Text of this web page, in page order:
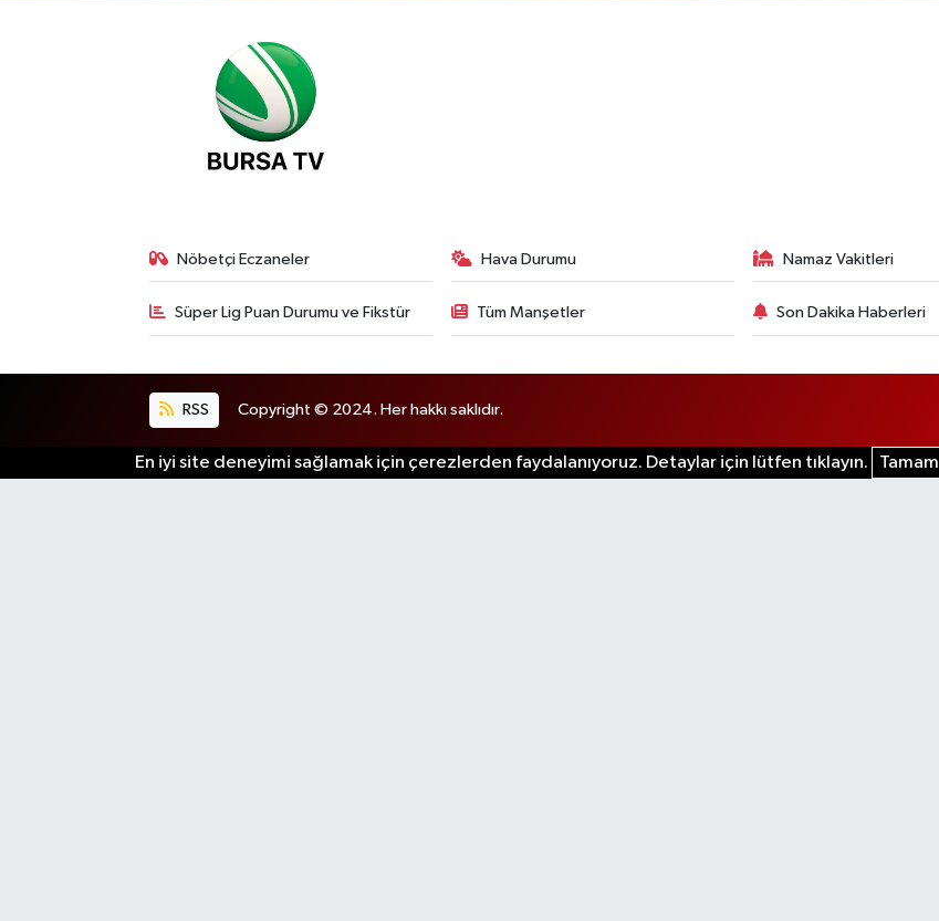
Nöbetçi Eczaneler Hava Durumu Namaz Vakitleri
Süper Lig Puan Durumu ve Fikstür Tüm Manşetler Son Dakika Haberleri
RSS Copyright © 2024. Her hakkı saklıdır.
En iyi site deneyimi sağlamak için çerezlerden faydalanıyoruz. Detaylar için lütfen tıklayın. Tamam